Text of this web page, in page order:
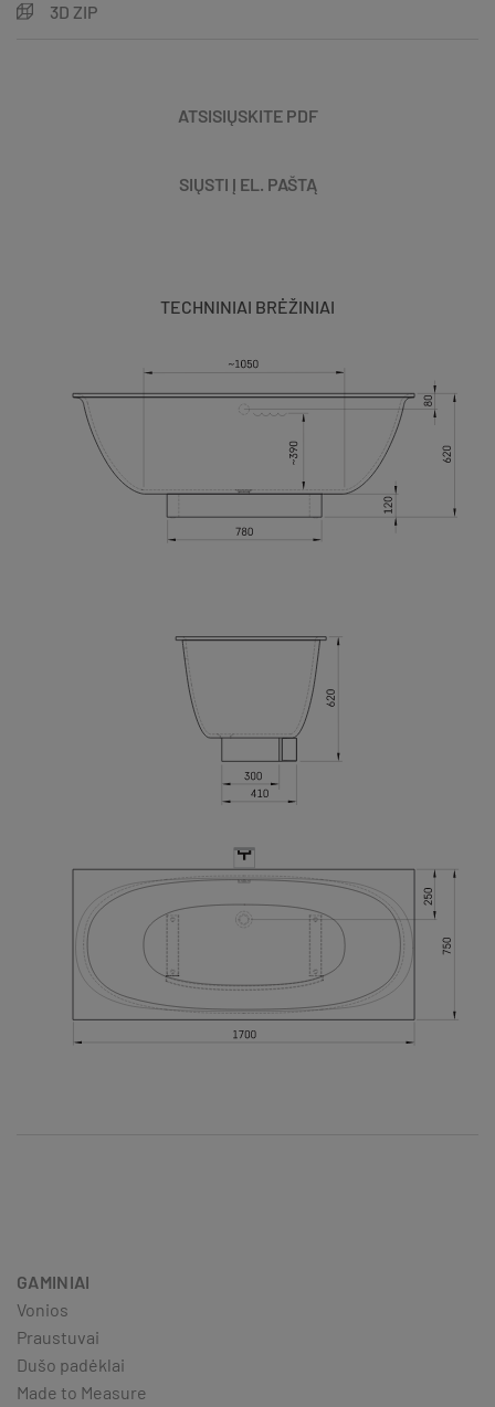
3D ZIP
ATSISIŲSKITE PDF
SIŲSTI Į EL. PAŠTĄ
TECHNINIAI BRĖŽINIAI
GAMINIAI
Vonios
Praustuvai
Dušo padėklai
Made to Measure